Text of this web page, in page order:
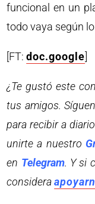
funcional en un
todo vaya según
[FT:doc.google
¿Te gustó este
tus amigos.
para recibir a
unirte a nuestro
en Telegram. Y si
considera